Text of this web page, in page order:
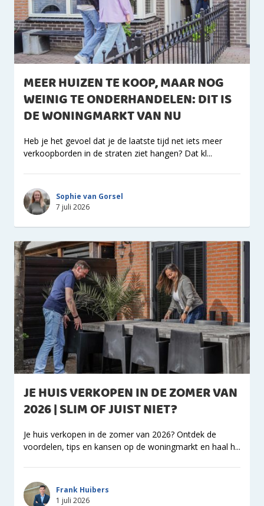
MEER HUIZEN TE KOOP, MAAR NOG
WEINIG TE ONDERHANDELEN: DIT IS
DE WONINGMARKT VAN NU
Heb je het gevoel dat je de laatste tijd net iets meer
verkoopborden in de straten ziet hangen? Dat kl...
Sophie van Gorsel
7 juli 2026
JE HUIS VERKOPEN IN DE ZOMER VAN
2026 | SLIM OF JUIST NIET?
Je huis verkopen in de zomer van 2026? Ontdek de
voordelen, tips en kansen op de woningmarkt en haal h...
Frank Huibers
1 juli 2026